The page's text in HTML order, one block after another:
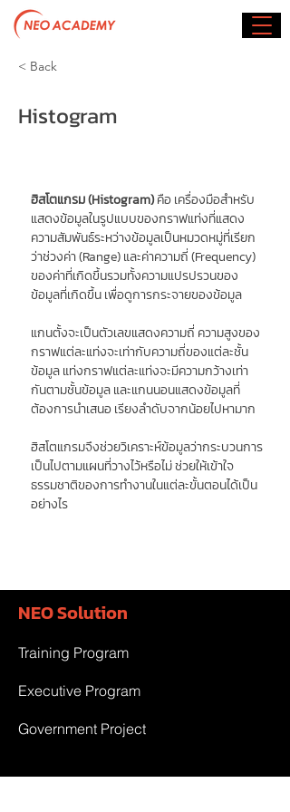
< Back
Histogram
ฮิสโตแกรม (Histogram) คือ เครื่องมือสำหรับ
แสดงข้อมูลในรูปแบบของกราฟแท่งที่แสดง
ความสัมพันธ์ระหว่างข้อมูลเป็นหมวดหมู่ที่เรียก
ว่าช่วงค่า (Range) และค่าความถี่ (Frequency)
ของค่าที่เกิดขึ้นรวมทั้งความแปรปรวนของ
ข้อมูลที่เกิดขึ้น เพื่อดูการกระจายของข้อมูล
แกนตั้งจะเป็นตัวเลขแสดงความถี่ ความสูงของ
กราฟแต่ละแท่งจะเท่ากับความถี่ของแต่ละชั้น
ข้อมูล แท่งกราฟแต่ละแท่งจะมีความกว้างเท่า
กันตามชั้นข้อมูล และแกนนอนแสดงข้อมูลที่
ต้องการนำเสนอ เรียงลำดับจากน้อยไปหามาก
ฮิสโตแกรมจึงช่วยวิเคราะห์ข้อมูลว่ากระบวนการ
เป็นไปตามแผนที่วางไว้หรือไม่ ช่วยให้เข้าใจ
ธรรมชาติของการทำงานในแต่ละขั้นตอนได้เป็น
อย่างไร
NEO Solution
Training Program
Executive Program
Government Project